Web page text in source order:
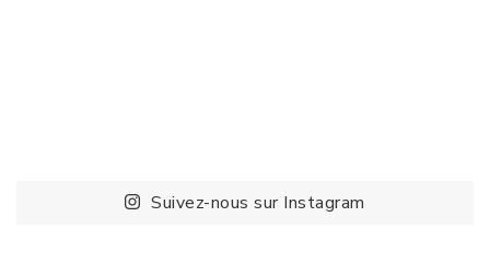
Suivez-nous sur Instagram